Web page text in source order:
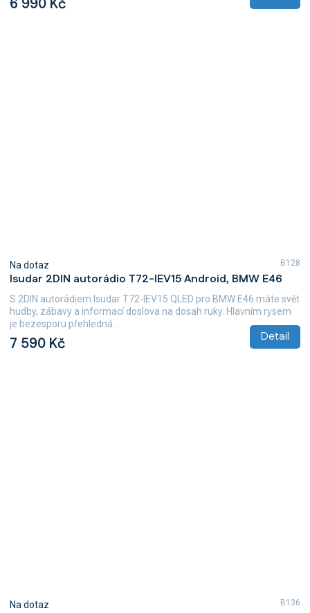
6 990 Kč
Isudar 2DIN autorádio T72-IEV15 Android, BMW E46
Na dotaz
7 590 Kč Detail
S 2DIN autorádiem Isudar T72-IEV15 QLED pro BMW E46 máte svět
hudby, zábavy a informací doslova na dosah ruky. Hlavním rysem
je bezesporu přehledná...
B128
Na dotaz B136